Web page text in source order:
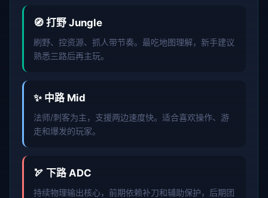
🧭 打野 Jungle
刷野、控资源、抓人带节奏。最吃地图理解，新手建议
熟悉三路后再主玩。
✨ 中路 Mid
法师/刺客为主，支援两边速度快。适合喜欢操作、游
走和爆发的玩家。
🏹 下路 ADC
持续物理输出核心，前期依赖补刀和辅助保护，后期团